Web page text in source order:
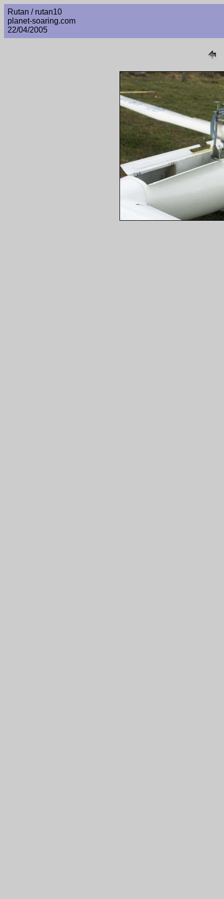
Rutan / rutan10
planet-soaring.com
22/04/2005